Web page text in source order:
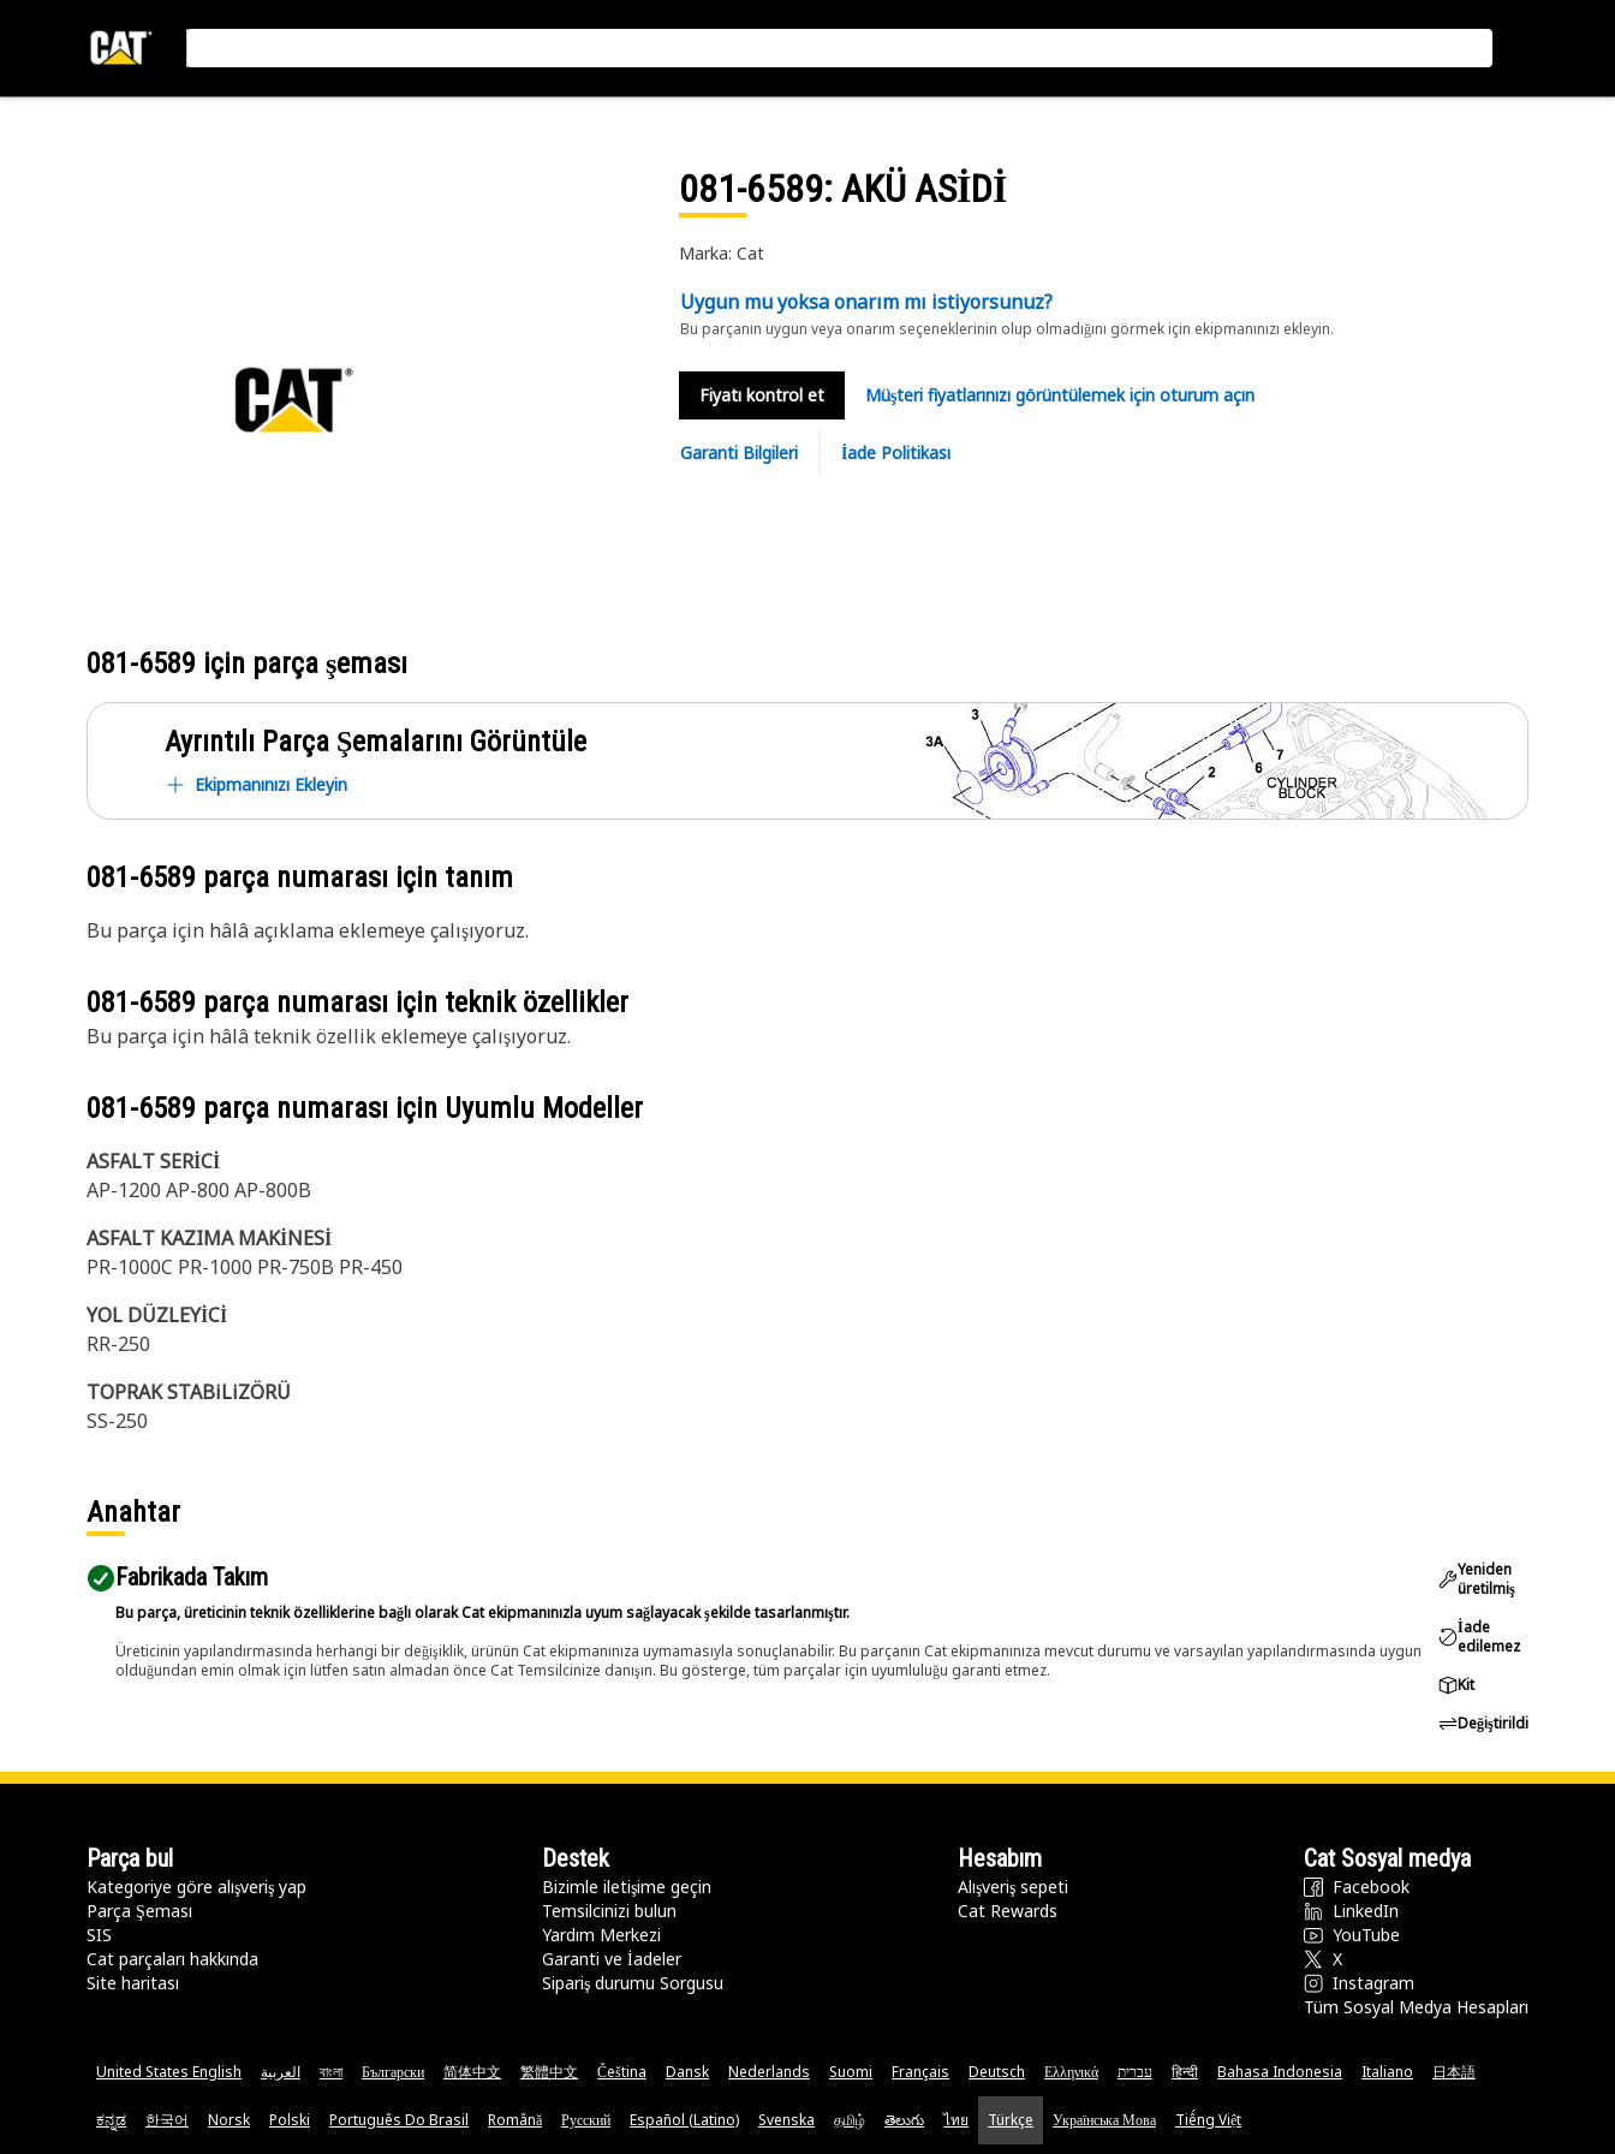
081-6589: AKÜ ASİDİ
Marka: Cat
Uygun mu yoksa onarım mı istiyorsunuz?
Bu parçanın uygun veya onarım seçeneklerinin olup olmadığını görmek için ekipmanınızı ekleyin.
Fiyatı kontrol et Müşteri fiyatlarınızı görüntülemek için oturum açın
Garanti Bilgileri İade Politikası
081-6589 için parça şeması
Ayrıntılı Parça Şemalarını Görüntüle
Ekipmanınızı Ekleyin
081-6589 parça numarası için tanım
Bu parça için hâlâ açıklama eklemeye çalışıyoruz.
081-6589 parça numarası için teknik özellikler
Bu parça için hâlâ teknik özellik eklemeye çalışıyoruz.
081-6589 parça numarası için Uyumlu Modeller
ASFALT SERİCİ
AP-1200 AP-800 AP-800B
ASFALT KAZIMA MAKİNESİ
PR-1000C PR-1000 PR-750B PR-450
YOL DÜZLEYİCİ
RR-250
TOPRAK STABiLiZÖRÜ
SS-250
Anahtar
Fabrikada Takım
Bu parça, üreticinin teknik özelliklerine bağlı olarak Cat ekipmanınızla uyum sağlayacak şekilde tasarlanmıştır.
Üreticinin yapılandırmasında herhangi bir değişiklik, ürünün Cat ekipmanınıza uymamasıyla sonuçlanabilir. Bu parçanın Cat ekipmanınıza mevcut durumu ve varsayılan yapılandırmasında uygun
olduğundan emin olmak için lütfen satın almadan önce Cat Temsilcinize danışın. Bu gösterge, tüm parçalar için uyumluluğu garanti etmez.
Yeniden
üretilmiş
İade
edilemez
Kit
Değiştirildi
Parça bul
Kategoriye göre alışveriş yap
Parça Şeması
SIS
Cat parçaları hakkında
Site haritası
Destek
Bizimle iletişime geçin
Temsilcinizi bulun
Yardım Merkezi
Garanti ve İadeler
Sipariş durumu Sorgusu
Hesabım
Alışveriş sepeti
Cat Rewards
Cat Sosyal medya
Facebook
LinkedIn
YouTube
X
Instagram
Tüm Sosyal Medya Hesapları
United States English العربية বাংলা Български 简体中文 繁體中文 Čeština Dansk Nederlands Suomi Français Deutsch Ελληνικά עברית हिन्दी Bahasa Indonesia Italiano 日本語
ಕನ್ನಡ 한국어 Norsk Polski Português Do Brasil Română Русский Español (Latino) Svenska தமிழ் తెలుగు ไทย Türkçe Українська Мова Tiếng Việt